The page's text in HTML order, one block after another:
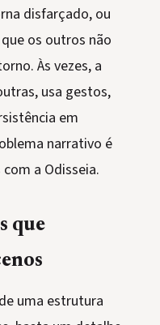
disfarçado, ou
os outros não
Às vezes, a
usa gestos,
em
narrativo é
a Odisseia.
que
uma estrutura